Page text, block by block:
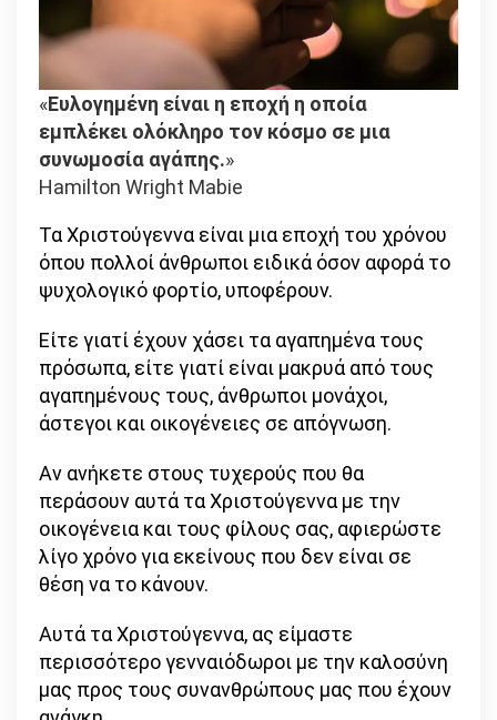
«Ευλογημένη είναι η εποχή η οποία
εμπλέκει ολόκληρο τον κόσμο σε μια
συνωμοσία αγάπης.»
Hamilton Wright Mabie
Τα Χριστούγεννα είναι μια εποχή του χρόνου
όπου πολλοί άνθρωποι ειδικά όσον αφορά το
ψυχολογικό φορτίο, υποφέρουν.
Είτε γιατί έχουν χάσει τα αγαπημένα τους
πρόσωπα, είτε γιατί είναι μακρυά από τους
αγαπημένους τους, άνθρωποι μονάχοι,
άστεγοι και οικογένειες σε απόγνωση.
Αν ανήκετε στους τυχερούς που θα
περάσουν αυτά τα Χριστούγεννα με την
οικογένεια και τους φίλους σας, αφιερώστε
λίγο χρόνο για εκείνους που δεν είναι σε
θέση να το κάνουν.
Αυτά τα Χριστούγεννα, ας είμαστε
περισσότερο γενναιόδωροι με την καλοσύνη
μας προς τους συνανθρώπους μας που έχουν